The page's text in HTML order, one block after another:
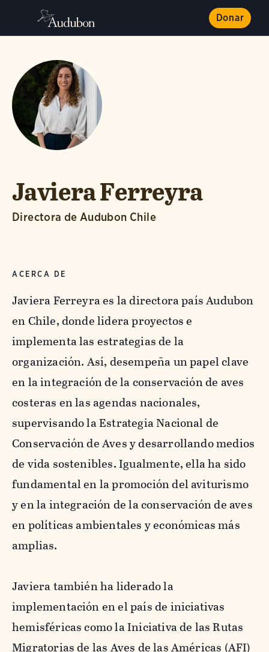
Donar
Javiera Ferreyra
Directora de Audubon Chile
ACERCA DE
Javiera Ferreyra es la directora país Audubon
en Chile, donde lidera proyectos e
implementa las estrategias de la
organización. Así, desempeña un papel clave
en la integración de la conservación de aves
costeras en las agendas nacionales,
supervisando la Estrategia Nacional de
Conservación de Aves y desarrollando medios
de vida sostenibles. Igualmente, ella ha sido
fundamental en la promoción del aviturismo
y en la integración de la conservación de aves
en políticas ambientales y económicas más
amplias.
Javiera también ha liderado la
implementación en el país de iniciativas
hemisféricas como la Iniciativa de las Rutas
Migratorias de las Aves de las Américas (AFI)